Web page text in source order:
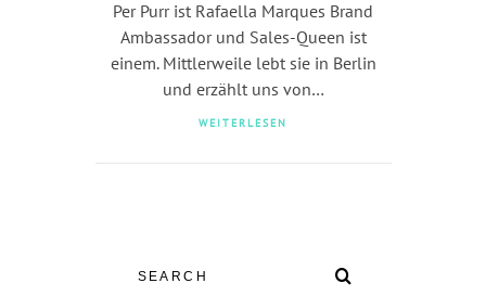
Per Purr ist Rafaella Marques Brand
Ambassador und Sales-Queen ist
einem. Mittlerweile lebt sie in Berlin
und erzählt uns von…
WEITERLESEN